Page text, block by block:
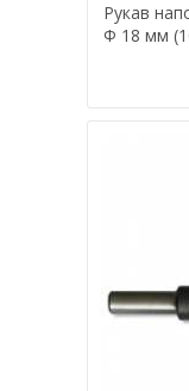
Рукав
Ф 18 мм